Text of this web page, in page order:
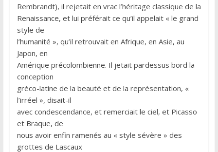
Rembrandt), il rejetait en vrac l’héritage classique de la
Renaissance, et lui préférait ce qu’il appelait « le grand
style de
l’humanité », qu’il retrouvait en Afrique, en Asie, au
Japon, en
Amérique précolombienne. Il jetait pardessus bord la
conception
gréco-latine de la beauté et de la représentation, «
l’irréel », disait-il
avec condescendance, et remerciait le ciel, et Picasso
et Braque, de
nous avoir enfin ramenés au « style sévère » des
grottes de Lascaux